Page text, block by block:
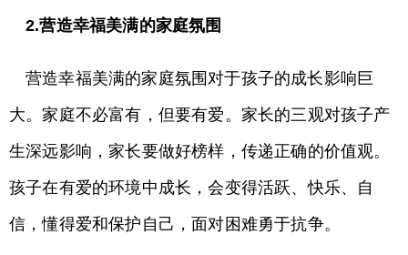
2.营造幸福美满的家庭氛围
营造幸福美满的家庭氛围对于孩子的成长影响巨
大。家庭不必富有，但要有爱。家长的三观对孩子产
生深远影响，家长要做好榜样，传递正确的价值观。
孩子在有爱的环境中成长，会变得活跃、快乐、自
信，懂得爱和保护自己，面对困难勇于抗争。